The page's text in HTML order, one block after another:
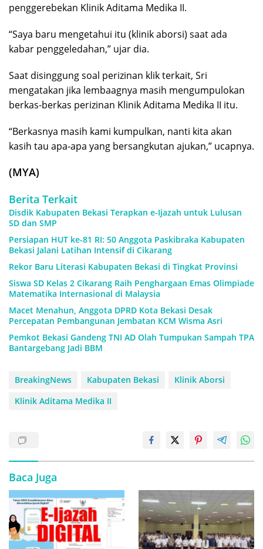
penggerebekan Klinik Aditama Medika II.
“Saya baru mengetahui itu (klinik aborsi) saat ada
kabar penggeledahan,” ujar dia.
Saat disinggung soal perizinan klik terkait, Sri
mengatakan jika lembaagnya masih mengumpulokan
berkas-berkas perizinan Klinik Aditama Medika II itu.
“Berkasnya masih kami kumpulkan, nanti kita akan
kasih tau apa-apa yang bersangkutan ajukan,” ucapnya.
(MYA)
Berita Terkait
Disdik Kabupaten Bekasi Terapkan e-Ijazah untuk Lulusan
SD dan SMP
Persiapan HUT ke-81 RI: 50 Anggota Paskibraka Kabupaten
Bekasi Jalani Latihan Intensif di Cikarang
Rekor Baru Literasi Kabupaten Bekasi di Tingkat Provinsi
Siswa SD Kelas 2 Cikarang Raih Penghargaan Emas Olimpiade
Matematika Internasional di Malaysia
Macet Menahun, Anggota DPRD Kota Bekasi Desak
Percepatan Pembangunan Jembatan KCM Wisma Asri
Pemkot Bekasi Gandeng TNI AD Olah Tumpukan Sampah TPA
Bantargebang Jadi BBM
BreakingNews Kabupaten Bekasi
Klinik Aborsi
Klinik Aditama Medika II
Baca Juga